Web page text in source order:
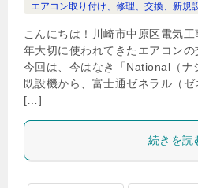
エアコン取り付け、修理、交換、新規
こんにちは！川崎市中原区電気
年大切に使われてきたエアコンの
今回は、今はなき「National（ナ
既設機から、富士通ゼネラル（
[…]
続きを読